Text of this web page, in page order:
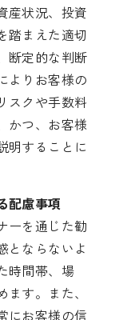
産状況、投資
踏まえた適切
断定的な判断
よりお客様の
スクや手数料
かつ、お客様
明することに
配慮事項
ーを通じた勧
とならないよ
時間帯、場
す。また、
にお客様の信